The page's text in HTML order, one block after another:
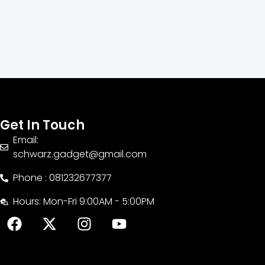
Get In Touch
Email:
schwarz.gadget@gmail.com
Phone : 081232677377
Hours: Mon-Fri 9:00AM - 5:00PM
F
a
X
-
I
n
Y
o